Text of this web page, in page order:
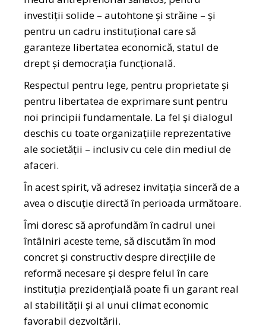
investiții solide – autohtone și străine – și
pentru un cadru instituțional care să
garanteze libertatea economică, statul de
drept și democrația funcțională.
Respectul pentru lege, pentru proprietate și
pentru libertatea de exprimare sunt pentru
noi principii fundamentale. La fel și dialogul
deschis cu toate organizațiile reprezentative
ale societății – inclusiv cu cele din mediul de
afaceri.
În acest spirit, vă adresez invitația sinceră de a
avea o discuție directă în perioada următoare.
Îmi doresc să aprofundăm în cadrul unei
întâlniri aceste teme, să discutăm în mod
concret și constructiv despre direcțiile de
reformă necesare și despre felul în care
instituția prezidențială poate fi un garant real
al stabilității și al unui climat economic
favorabil dezvoltării.